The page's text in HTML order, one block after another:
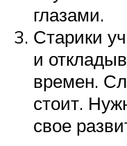
глазами.
Старики
и
времен.
стоит.
свое